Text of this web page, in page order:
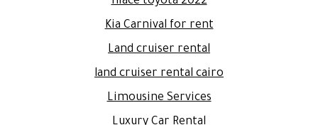
Kia Carnival for rent
Land cruiser rental
land cruiser rental cairo
Limousine Services
Luxury Car Rental